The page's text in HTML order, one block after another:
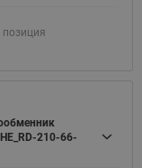
позиция
210-66-